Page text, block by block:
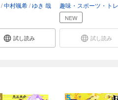
中村颯希 ゆき 哉
試し読み
NEW
試し読み